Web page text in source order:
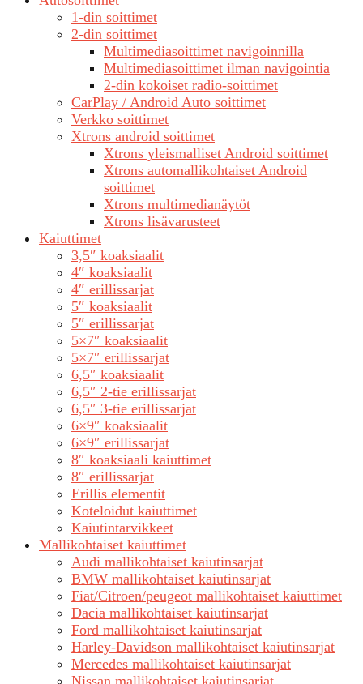
1-din soittimet
2-din soittimet
Multimediasoittimet navigoinnilla
Multimediasoittimet ilman navigointia
2-din kokoiset radio-soittimet
CarPlay / Android Auto soittimet
Verkko soittimet
Xtrons android soittimet
Xtrons yleismalliset Android soittimet
Xtrons automallikohtaiset Android
soittimet
Xtrons multimedianäytöt
Xtrons lisävarusteet
Kaiuttimet
3,5″ koaksiaalit
4″ koaksiaalit
4″ erillissarjat
5″ koaksiaalit
5″ erillissarjat
5×7″ koaksiaalit
5×7″ erillissarjat
6,5″ koaksiaalit
6,5″ 2-tie erillissarjat
6,5″ 3-tie erillissarjat
6×9″ koaksiaalit
6×9″ erillissarjat
8″ koaksiaali kaiuttimet
8″ erillissarjat
Erillis elementit
Koteloidut kaiuttimet
Kaiutintarvikkeet
Mallikohtaiset kaiuttimet
Audi mallikohtaiset kaiutinsarjat
BMW mallikohtaiset kaiutinsarjat
Fiat/Citroen/peugeot mallikohtaiset kaiuttimet
Dacia mallikohtaiset kaiutinsarjat
Ford mallikohtaiset kaiutinsarjat
Harley-Davidson mallikohtaiset kaiutinsarjat
Mercedes mallikohtaiset kaiutinsarjat
Nissan mallikohtaiset kaiutinsarjat